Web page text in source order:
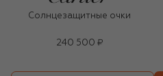
Солнцезащитные очки
240 500 ₽